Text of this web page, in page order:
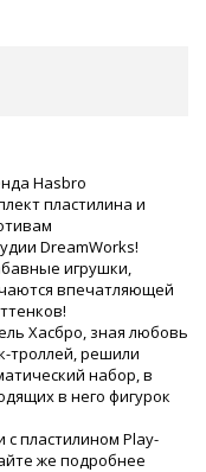
Hasbro
пластилина и
DreamWorks!
игрушки,
впечатляющей
Хасбро, зная любовь
троллей, решили
набор, в
в него фигурок
пластилином Play-
же подробнее